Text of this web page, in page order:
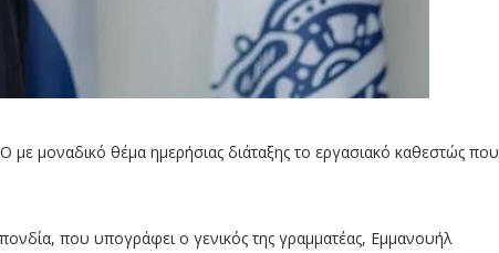
με μοναδικό θέμα ημερήσιας διάταξης το εργασιακό καθεστώς που
που υπογράφει ο γενικός της γραμματέας, Εμμανουήλ